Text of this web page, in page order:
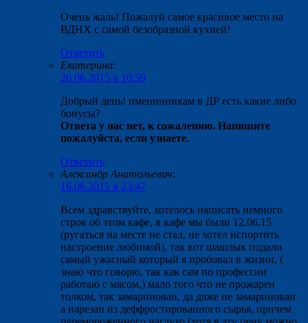
Очень жаль! Пожалуй самое красивое место на
ВДНХ с самой безобразной кухней!
Ответить
Екатерина:
26.06.2015 в 10:59
Добрый день! именинникам в ДР есть какие либо
бонусы?
Ответа у нас нет, к сожалению. Напишите
пожалуйста, если узнаете.
Ответить
Александр Анатольевич:
16.06.2015 в 23:47
Всем здравствуйте, хотелось написать немного
строк об этом кафе, в кафе мы были 12.06.15
(ругаться на месте не стал, не хотел испортить
настроение любимой), так вот шашлык подали
самый ужасный который я пробовал в жизни, (
знаю что говорю, так как сам по профессии
работаю с мясом,) мало того что не прожарен
толком, так замаринован, да даже не замаринован
а нарезан из деффростированного сырья, причем